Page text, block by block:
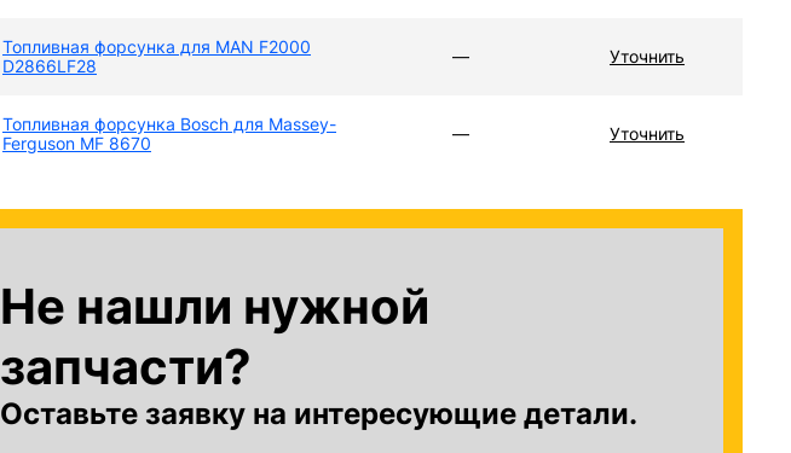
Топливная форсунка для MAN F2000
D2866LF28
— Уточнить
Топливная форсунка Bosch для Massey-
Ferguson МF 8670
— Уточнить
Не нашли нужной
запчасти?
Оставьте заявку на интересующие детали.